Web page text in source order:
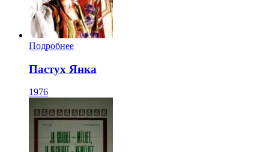
Подробнее
Пастух Янка
1976